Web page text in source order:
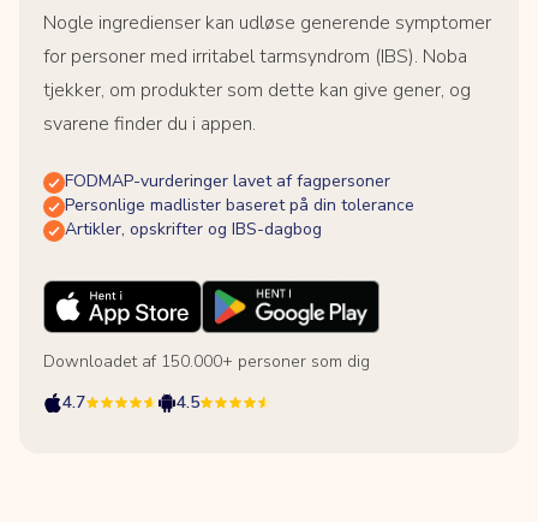
Nogle ingredienser kan udløse generende symptomer
for personer med irritabel tarmsyndrom (IBS). Noba
tjekker, om produkter som dette kan give gener, og
svarene finder du i appen.
FODMAP-vurderinger lavet af fagpersoner
Personlige madlister baseret på din tolerance
Artikler, opskrifter og IBS-dagbog
Downloadet af 150.000+ personer som dig
4.7
4.5